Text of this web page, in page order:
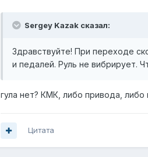
Sergey Kazak сказал:
Здравствуйте! При переходе
и педалей. Руль не вибрирует.
гула нет? КМК, либо привода,
Цитата